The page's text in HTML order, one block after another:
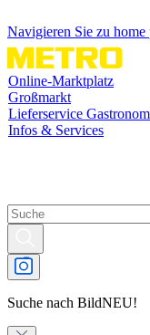
Navigieren Sie zu home
Online-Marktplatz
Großmarkt
Lieferservice
Infos & Services
Suche nach BildNEU!